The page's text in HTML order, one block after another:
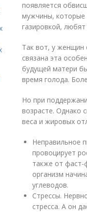
появляется
мужчины, которые
газировкой,
Так вот, у женщин
связана эта
будущей матери
время голода.
Но при
возрасте. Однако
веса и жировых
Неправильное
провоцирует
также от фаст-
организм
углеводов.
Стрессы.
стресса. А он